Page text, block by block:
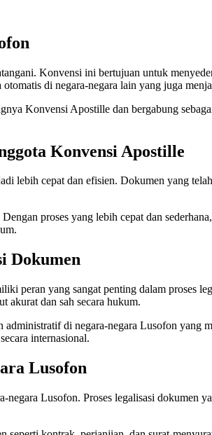
Konvensi ini bertujuan untuk
di negara-negara lain yang juga
Konvensi Apostille dan bergabung
Konvensi Apostille
lebih cepat dan efisien. Dokumen yang
proses yang lebih cepat dan
Dokumen
peran yang sangat penting dalam proses
akurat dan sah secara hukum.
di negara-negara Lusofon yang
internasional.
Lusofon
Lusofon. Proses legalisasi dokumen